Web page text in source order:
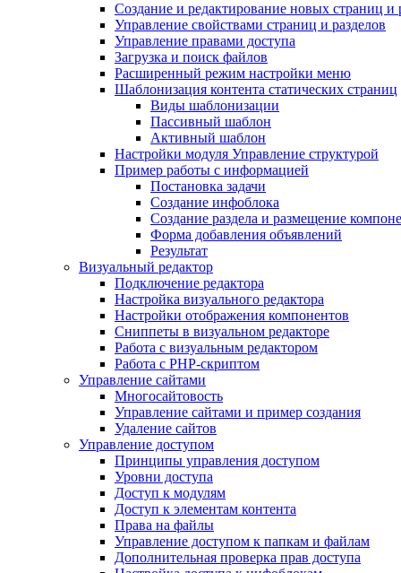
Создание и редактирование новых страниц и
Управление свойствами страниц и разделов
Управление правами доступа
Загрузка и поиск файлов
Расширенный режим настройки меню
Шаблонизация контента статических страниц
Виды шаблонизации
Пассивный шаблон
Активный шаблон
Настройки модуля Управление структурой
Пример работы с информацией
Постановка задачи
Создание инфоблока
Создание раздела и размещение
Форма добавления объявлений
Результат
Визуальный редактор
Подключение редактора
Настройка визуального редактора
Настройки отображения компонентов
Сниппеты в визуальном редакторе
Работа с визуальным редактором
Работа с PHP-скриптом
Управление сайтами
Многосайтовость
Управление сайтами и пример создания
Удаление сайтов
Управление доступом
Принципы управления доступом
Уровни доступа
Доступ к модулям
Доступ к элементам контента
Права на файлы
Управление доступом к папкам и файлам
Дополнительная проверка прав доступа